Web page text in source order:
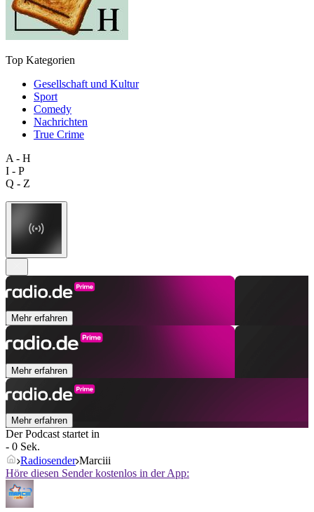
Top Kategorien
Gesellschaft und Kultur
Sport
Comedy
Nachrichten
True Crime
A - H
I - P
Q - Z
Mehr erfahren
Mehr erfahren
Mehr erfahren
Der Podcast startet in
- 0 Sek.
Radiosender Marciii
Höre diesen Sender kostenlos in der App: